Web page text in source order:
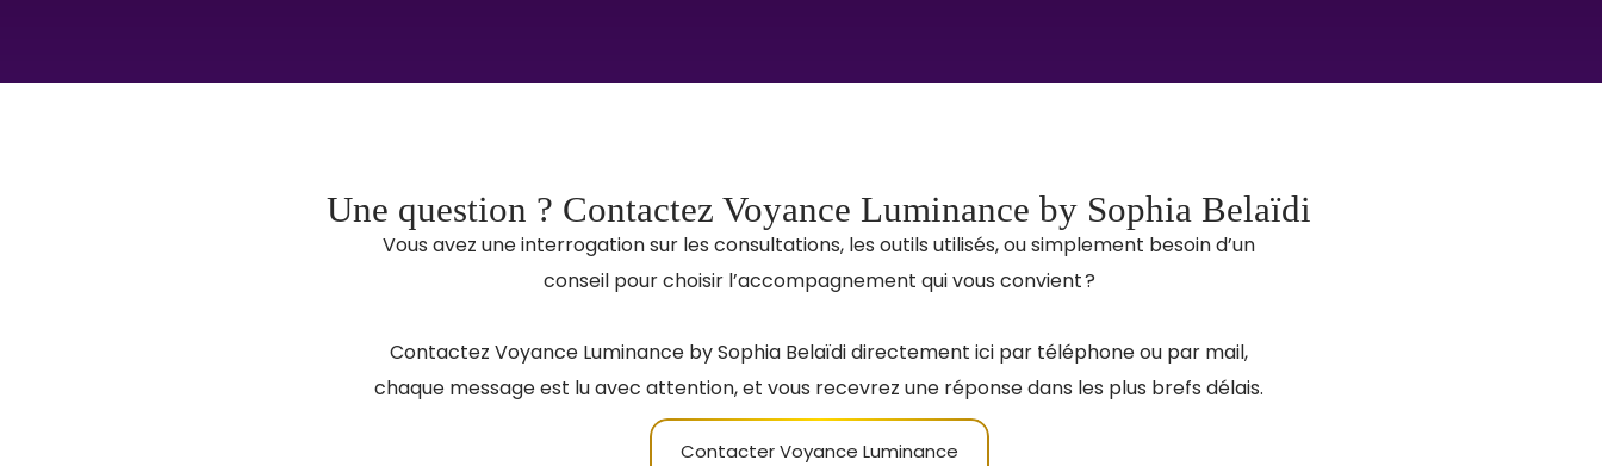
Une question ? Contactez Voyance Luminance by Sophia Belaïdi
Vous avez une interrogation sur les consultations, les outils utilisés, ou simplement besoin d’un
conseil pour choisir l’accompagnement qui vous convient ?
Contactez Voyance Luminance by Sophia Belaïdi directement ici par téléphone ou par mail,
chaque message est lu avec attention, et vous recevrez une réponse dans les plus brefs délais.
Contacter Voyance Luminance